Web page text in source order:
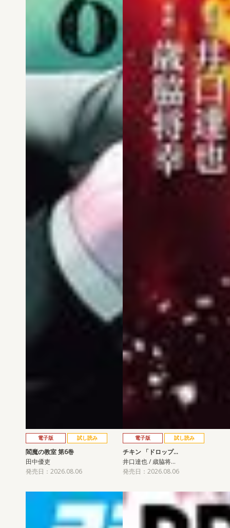
電子版 試し読み
閻魔の教室 第6巻
田中優吏
発売日：2026.08.06
電子版 試し読み
チキン 「ドロップ…
井口達也 / 歳脇将…
発売日：2026.08.06